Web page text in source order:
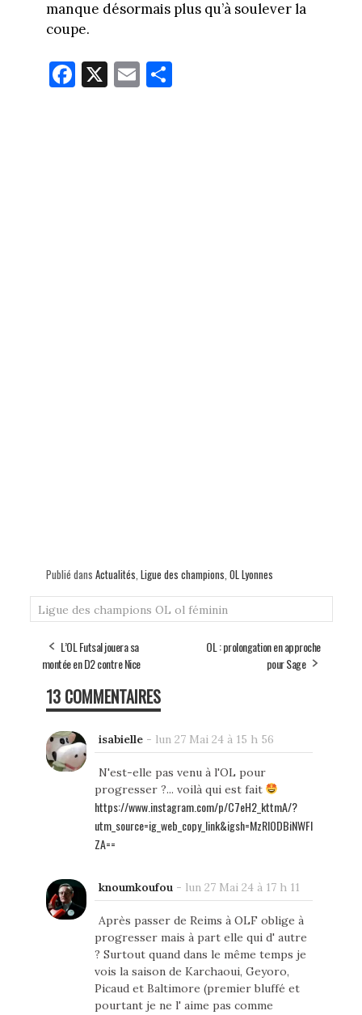
manque désormais plus qu’à soulever la
coupe.
Fa
ce
X E
m
Pa
rt
Publié dans Actualités Ligue des champions OL Lyonnes
Ligue des champions OL ol féminin
L’OL Futsal jouera sa
montée en D2 contre Nice
OL : prolongation en approche
pour Sage
13 COMMENTAIRES
isabielle- lun 27 Mai 24 à 15 h 56
N'est-elle pas venu à l'OL pour
progresser ?... voilà qui est fait
https://www.instagram.com/p/C7eH2_kttmA/?
utm_source=ig_web_copy_link&igsh=MzRlODBiNWFl
ZA==
knoumkoufou - lun 27 Mai 24 à 17 h 11
Après passer de Reims à OLF oblige à
progresser mais à part elle qui d' autre
? Surtout quand dans le même temps je
vois la saison de Karchaoui, Geyoro,
Picaud et Baltimore (premier bluffé et
pourtant je ne l' aime pas comme